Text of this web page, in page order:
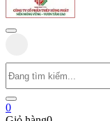
0